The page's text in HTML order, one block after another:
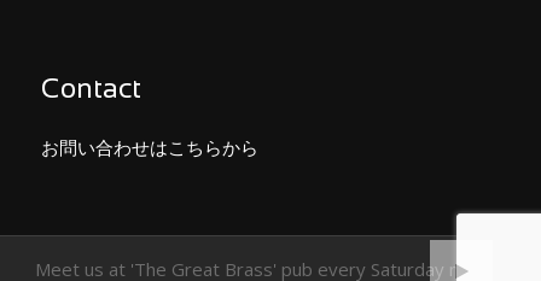
Contact
お問い合わせはこちらから
Meet us at 'The Great Brass' pub every Saturday night.